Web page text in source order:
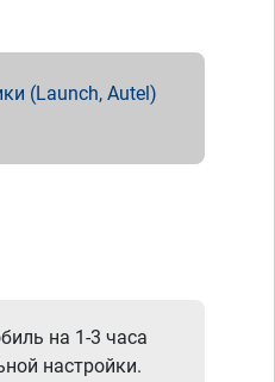
(Launch, Autel)
на 1-3 часа
настройки.